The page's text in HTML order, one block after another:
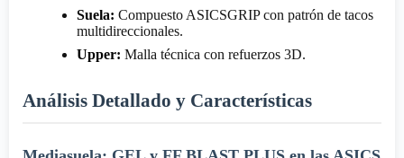
Suela: Compuesto ASICSGRIP con patrón de tacos
multidireccionales.
Upper: Malla técnica con refuerzos 3D.
Análisis Detallado y Características